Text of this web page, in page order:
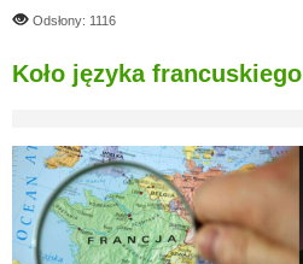
Odsłony: 1116
Koło języka francuskiego